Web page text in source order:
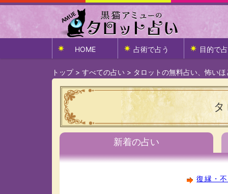
HOME 占術で占う 目的で
トップ> すべての占い > タロットの無料占い、怖いほ
新着の占い
復縁・